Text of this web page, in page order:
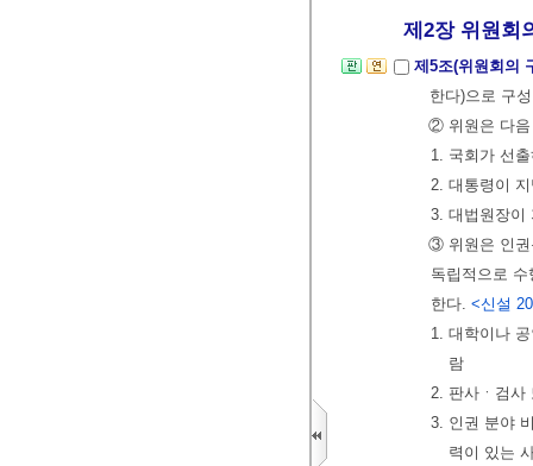
제2장 위원회의
제5조(위원회의
한다)으로 구
② 위원은 다음
1. 국회가 선
2. 대통령이
3. 대법원장이
③ 위원은 인권
독립적으로
한다. <신설
1. 대학이나
람
2. 판사ㆍ검사
3. 인권 분야
력이 있는